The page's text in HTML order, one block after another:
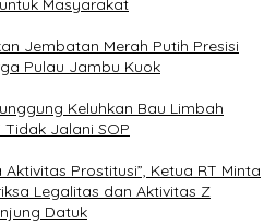
Masyarakat
Jembatan Merah Putih Presisi
Pulau Jambu Kuok
Keluhkan Bau Limbah
Tidak Jalani SOP
Prostitusi”, Ketua RT Minta
Legalitas dan Aktivitas Z
Datuk